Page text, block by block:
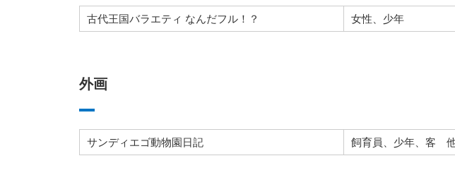
古代王国バラエティ なんだフル！？ 女性、少年
外画
サンディエゴ動物園日記 飼育員、少年、客